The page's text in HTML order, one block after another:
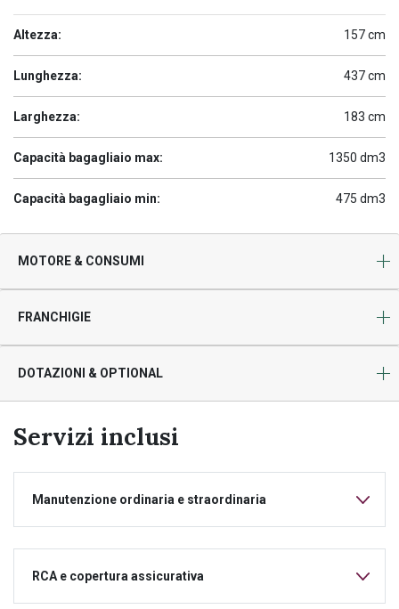
Altezza: 157 cm
Lunghezza: 437 cm
Larghezza: 183 cm
Capacità bagagliaio max: 1350 dm3
Capacità bagagliaio min: 475 dm3
MOTORE & CONSUMI
FRANCHIGIE
DOTAZIONI & OPTIONAL
Servizi inclusi
Manutenzione ordinaria e straordinaria
RCA e copertura assicurativa